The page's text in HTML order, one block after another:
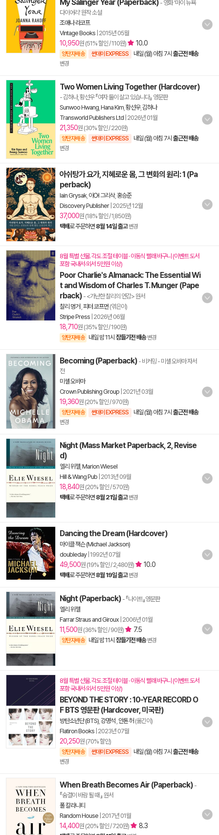
My Salinger Year (Paperback) - 영화 '마이 뉴욕
다이어리' 원작 소설
조애나 라코프
Vintage Books 2015년 05월
10,950원 (51% 할인 / 110원) 10.0
양탄자배송 썬데이 EXPRESS 내일 (월) 아침 7시 출근전 배송
변경
Two Women Living Together (Hardcover)
- 김하나, 황선우 『여자 둘이 살고 있습니다』 영문판
Sunwoo Hwang Hana Kim 황선우, 김하나
Transworld Publishers Ltd 2026년 01월
21,350원 (30% 할인 / 220원)
양탄자배송 썬데이 EXPRESS 내일 (월) 아침 7시 출근전 배송
변경
아쉬탕가 요가, 지혜로운 몸, 그 변화의 원리: 1 (Pa
perback)
Iain Grysak, 이Ꮊ 그리삭, 홍승준
Discovery Publisher| 2025년 12월
37,000원 (18% 할인 / 1,850원)
택배로 주문하면 8월 14일 출고 변경
8월 특별 선물. 각도 조절 테이블 · 이동식 빨래 바구니 (이벤트 도서
포함 국내서·외서 5만원 이상)
Poor Charlie's Almanack: The Essential Wi
t and Wisdom of Charles T. Munger (Pape
rback) - <가난한 찰리의 연감> 원서
찰리 멍거 피터 코프먼 (엮은이)
Stripe Press 2026년 06월
18,710원 (35% 할인 / 190원)
양탄자배송 내일 밤 11시 잠들기전 배송 변경
Becoming (Paperback) - 비커밍 - 미셸 오바마 자서
전
미셸 오바마
Crown Publishing Group 2021년 03월
19,360원 (20% 할인 / 970원)
양탄자배송 썬데이 EXPRESS 내일 (월) 아침 7시 출근전 배송
변경
Night (Mass Market Paperback, 2, Revise
d)
엘리 위젤 Marion Wiesel
Hill & Wang Pub 2013년 09월
18,840원 (20% 할인 / 570원)
택배로 주문하면 8월 21일 출고 변경
Dancing the Dream (Hardcover)
마이클 잭슨 (Michael Jackson)
doubleday| 1992년 07월
49,500원 (19% 할인 / 2,480원) 10.0
택배로 주문하면 8월 19일 출고 변경
Night (Paperback) - 『나이트』영문판
엘리 위젤
Farrar Straus and Giroux 2006년 01월
11,500원 (36% 할인 / 90원) 7.5
양탄자배송 내일 밤 11시 잠들기전 배송 변경
8월 특별 선물. 각도 조절 테이블 · 이동식 빨래 바구니 (이벤트 도서
포함 국내서·외서 5만원 이상)
BEYOND THE STORY : 10-YEAR RECORD O
F BTS 영문판 (Hardcover, 미국판)
방탄소년단 (BTS) 강명석 안톤 허 (옮긴이)
Flatiron Books 2023년 07월
20,250원 (70% 할인)
양탄자배송 썬데이 EXPRESS 내일 (월) 아침 7시 출근전 배송
변경
When Breath Becomes Air (Paperback) -
『숨결이 바람 될 때 』 원서
폴 칼라니티
Random House 2017년 01월
14,400원 (20% 할인 / 720원) 8.3